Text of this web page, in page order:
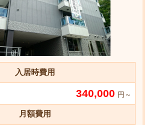
入居時費用
340,000 円～
月額費用